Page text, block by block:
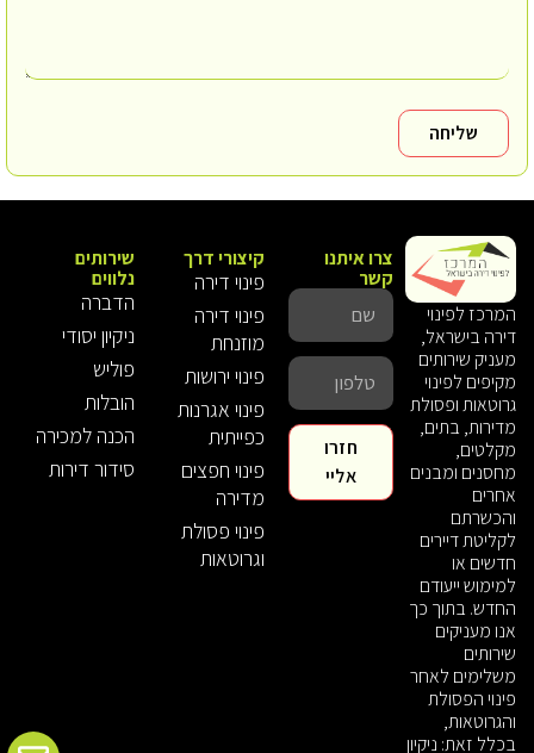
שליחה
המרכז לפינוי
דירה בישראל,
מעניק שירותים
מקיפים לפינוי
גרוטאות ופסולת
מדירות, בתים,
מקלטים,
מחסנים ומבנים
אחרים
והכשרתם
לקליטת דיירים
חדשים או
למימוש ייעודם
החדש. בתוך כך
אנו מעניקים
שירותים
משלימים לאחר
פינוי הפסולת
והגרוטאות,
בכלל זאת: ניקיון
קיצורי דרך
פינוי דירה
פינוי דירה
מוזנחת
פינוי ירושות
פינוי אגרנות
כפייתית
פינוי חפצים
מדירה
פינוי פסולת
וגרוטאות
שירותים
נלווים
הדברה
ניקיון יסודי
פוליש
הובלות
הכנה למכירה
סידור דירות
צרו איתנו
קשר
חזרו
אליי